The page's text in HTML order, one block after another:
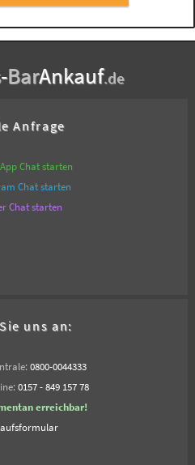
-BarAnkauf.de
Anfrage
Chat starten
Chat starten
Chat starten
uns an:
0800-0044333
0157 - 849 157 78
erreichbar!